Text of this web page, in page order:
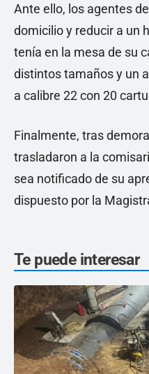
Ante ello, los agentes
domicilio y reducir a un
tenía en la mesa de su
distintos tamaños y un
a calibre 22 con 20
Finalmente, tras
trasladaron a la
sea notificado de su
dispuesto por la
Te puede interesar